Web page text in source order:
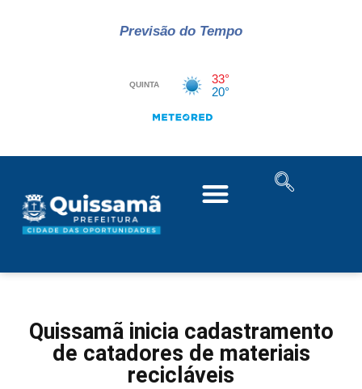
Previsão do Tempo
Quissamã inicia cadastramento
de catadores de materiais
recicláveis